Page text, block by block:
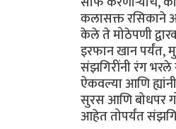
कलासक्त रसिकाने
केले ते मोठेपणी
इरफान खान पर्यंत,
संझगिरींनी रंग
ऐकवल्या आणि
सुरस आणि बोधपर
आहेत तोपर्यंत